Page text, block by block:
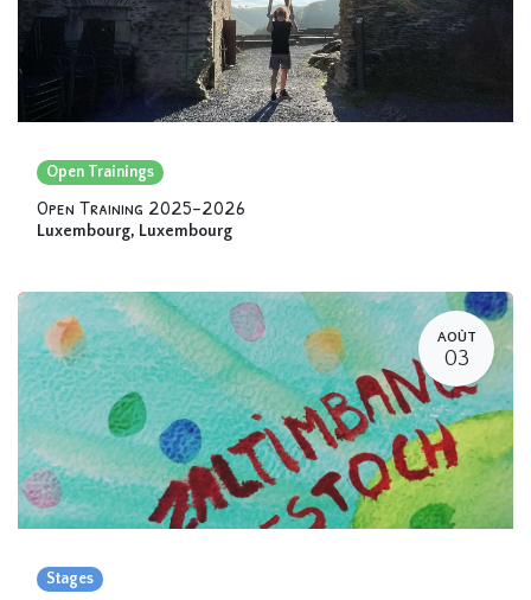
Open Trainings
Open Training 2025-2026
Luxembourg, Luxembourg
AOÛT
03
Stages